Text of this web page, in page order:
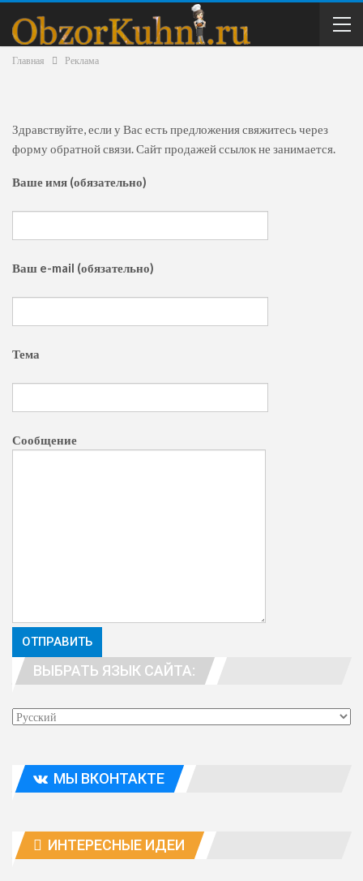
Главная Реклама
Здравствуйте, если у Вас есть предложения свяжитесь через
форму обратной связи. Сайт продажей ссылок не занимается.
Ваше имя (обязательно)
Ваш e-mail (обязательно)
Тема
Сообщение
ВЫБРАТЬ ЯЗЫК САЙТА:
МЫ ВКОНТАКТЕ
ИНТЕРЕСНЫЕ ИДЕИ